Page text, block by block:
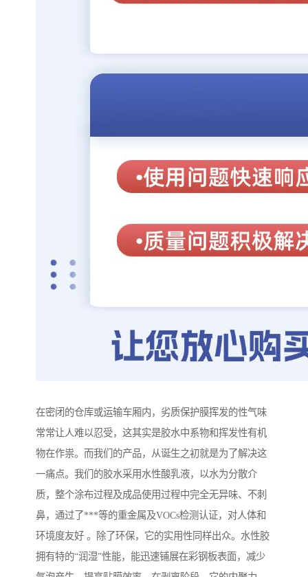
在密闭的仓库或运输车厢内，劣质保护膜挥发的性气味
常常让人难以忍受，这其实是胶水中系物和挥发性有机
物在作祟。而我们的产品，从诞生之初就是为了解决这
一痛点。我们的胶水采用水性酸乳液，以水为分散介
质，整个涂布过程及成品使用过程中完全无异味、不刺
鼻，通过了***等的重金属及VOCs检测认证，对人体和
环境度友好 。除了环保，它的实用性同样出众。水性胶
拥有特的“润湿”性能，能迅速铺展在彩钢板表面，减少